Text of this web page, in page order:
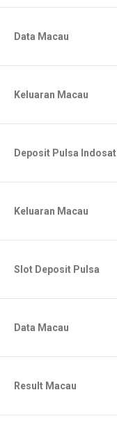
Data Macau
Keluaran Macau
Deposit Pulsa Indosat
Keluaran Macau
Slot Deposit Pulsa
Data Macau
Result Macau